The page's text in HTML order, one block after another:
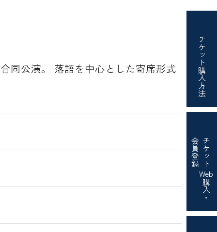
チケット
購入方法
チケット
Web
購入・
会員登録
同公演。 落語を中心とした寄席形式